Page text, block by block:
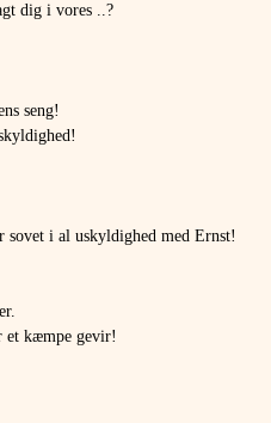
dig i vores ..?
seng!
sovet i al uskyldighed med Ernst!
et kæmpe gevir!